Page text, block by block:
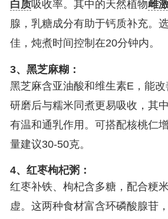
白质吸收率。其中的天然植物雌
腺，乳糖成分有助于钙质补充。
佳，炖煮时间控制在20分钟内。
3、黑芝麻糊：
黑芝麻含亚油酸和维生素E，能改
研磨后与糯米同煮更易吸收，其
有温和通乳作用。可搭配核桃仁
量建议30-50克。
4、红枣枸杞粥：
红枣补铁、枸杞含多糖，配合粳
虚。这两种食材富含环磷酸腺苷